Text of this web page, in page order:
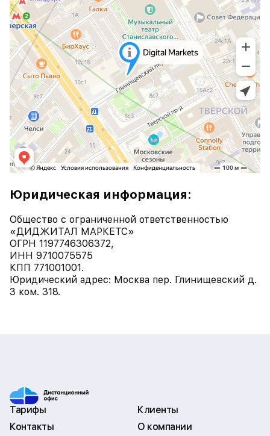
Юридическая информация:
Общество с ограниченной ответственностью
«ДИДЖИТАЛ МАРКЕТС»
ОГРН 1197746306372,
ИНН 9710075575
КПП 771001001.
Юридический адрес: Москва пер. Глинищевский д.
3 ком. 318.
Тарифы
Клиенты
Контакты
О компании